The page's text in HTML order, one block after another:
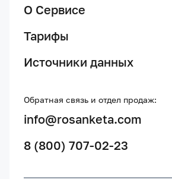
О Сервисе
Тарифы
Источники данных
Обратная связь и отдел продаж:
info@rosanketa.com
8 (800) 707-02-23